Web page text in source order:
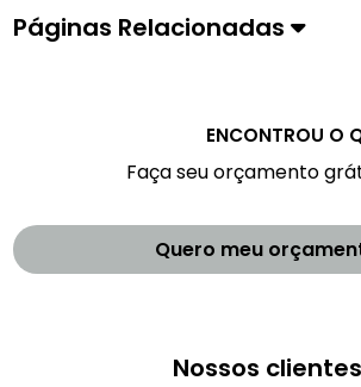
Páginas Relacionadas
ENCONTROU O
Faça seu orçamento
Quero meu
Nossos clientes